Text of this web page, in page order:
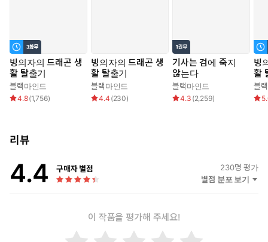
“크렘리스.”
부르는 목소리가 익숙하다.
직감이 경종을 울렸다. 뻣뻣한 목을 억지로 돌렸다.
바로 알아봤다.
저렇게 예쁜 얼굴이 세상에 둘일 수는 없었으니까.
그였다. 절벽에서 날 죽이려고 했던 그 남자.
검을 휘둘러 피를 털어 낸 남자가 고개를 휙 돌렸다.
빙의자의 드래곤 생
활 탈출기
블랙마인드
4.8(1,756)
빙의자의 드래곤 생
활 탈출기
블랙마인드
4.4 (230)
기사는 검에 죽지
않는다
블랙마인드
4.3 (2,259)
빙
활
정
블
리뷰
4.4 구매자 별점 230명 평가
별점 분포 보기
이 작품을 평가해 주세요!